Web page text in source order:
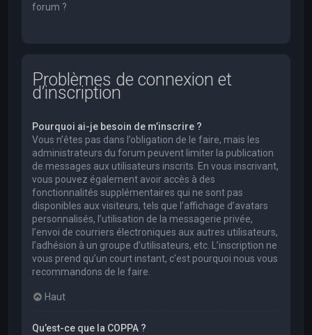
forum ?
Problèmes de connexion et
d’inscription
Pourquoi ai-je besoin de m’inscrire ?
Vous n’êtes pas dans l’obligation de le faire, mais les
administrateurs du forum peuvent limiter la publication
de messages aux utilisateurs inscrits. En vous inscrivant,
vous pouvez également avoir accès à des
fonctionnalités supplémentaires qui ne sont pas
disponibles aux visiteurs, tels que l’affichage d’avatars
personnalisés, l’utilisation de la messagerie privée,
l’envoi de courriers électroniques aux autres utilisateurs,
l’adhésion à un groupe d’utilisateurs, etc. L’inscription ne
vous prend qu’un court instant, c’est pourquoi nous vous
recommandons de le faire.
Haut
Qu’est-ce que la COPPA ?